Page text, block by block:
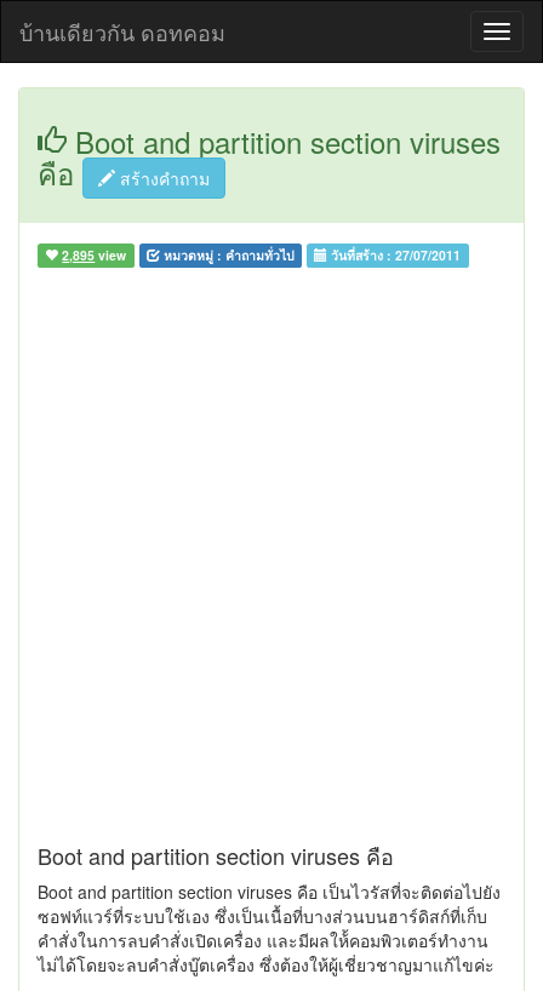
บ้านเดียวกัน ดอทคอม
Boot and partition section viruses
คือ สร้างคำถาม
2,895 view หมวดหมู่ : คำถามทั่วไป วันที่สร้าง :27/07/2011
Boot and partition section viruses คือ
Boot and partition section viruses คือ เป็นไวรัสที่จะติดต่อไปยัง
ซอฟท์แวร์ที่ระบบใช้เอง ซึ่งเป็นเนื้อที่บางส่วนบนฮาร์ดิสก์ที่เก็บ
คำสั่งในการลบคำสั่งเปิดเครื่อง และมีผลให้้คอมพิวเตอร์ทำงาน
ไม่ได้โดยจะลบคำสั่งบู๊ตเครื่อง ซึ่งต้องให้ผู้เชี่ยวชาญมาแก้ไขค่ะ